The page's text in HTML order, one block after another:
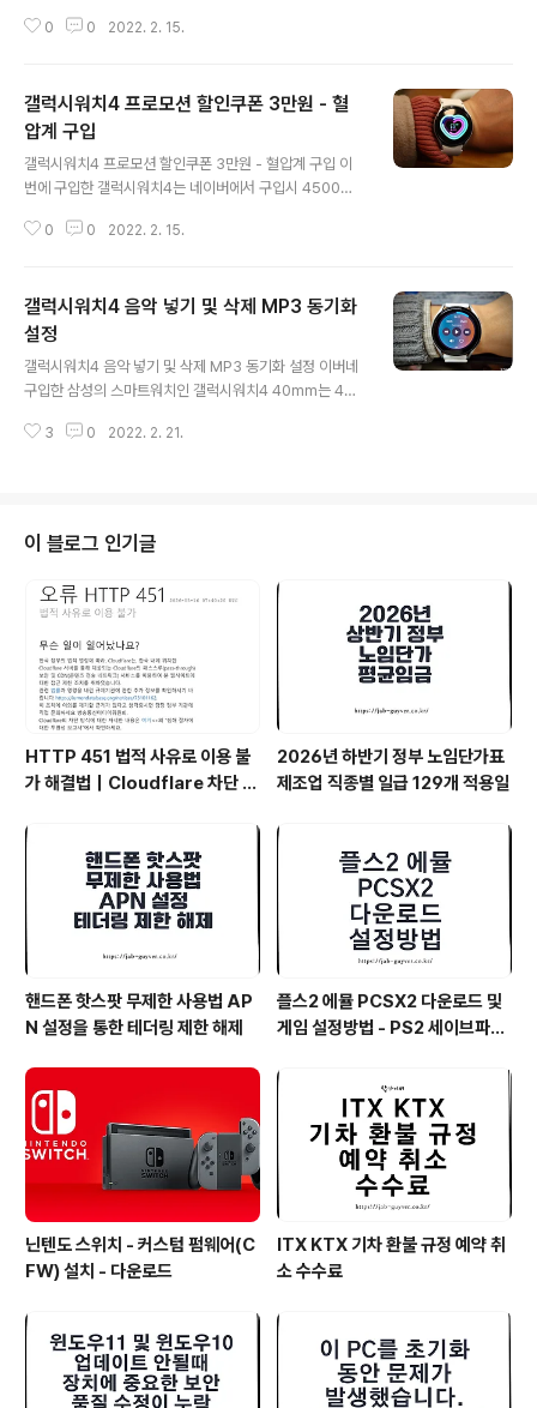
그램 무선 혈압계 연결 이번에 구입한 갤럭시워치4에서는
외에 심전도 ECG와 혈압측정도 가능하지만 이건 갤럭시
니터를 설치해서 사용했지만 썩 마음에 들진 않지만 수면
측정에 대해서는 우선 만족스러운 기능을 보여주고 있습니
다. 삼성 웨어러블 앱 설치 갤럭시워치4를 구입했다면 핸
드폰에 삼성웨어러블 앱을 설치하고 동기화합니다. [IT 리
뷰/제품리뷰] - 갤럭시워치4 핸드폰 연동 동기화 앱 설치
배터리성능 [IT 리뷰/제품리뷰] - 갤럭시워치4 워치페이
0 0 2022. 2. 15.
갤럭시워치4 프로모션 할인쿠폰 3만원 - 혈
압계 구입
갤럭시워치4 프로모션 할인쿠폰 3만원 - 혈압계 구입 이
번에 구입한 갤럭시워치4는 네이버에서 구입시 4500원
수 있습니다. 그리고 현재 3월까지 갤럭시워치 프로모션으
않으면 그래도 아쉬운건 현실) 갤럭시워치4 vs 어메이즈
핏 GTS3 GTR3 고민 후 지른이유 - 노랗IT월드 어메이
즈핏 GTS3 / GTR3 출시되면서 새로 구입할까 고민했는
데 가격이 갤럭시워치4 비교 시 큰 차이가 없어서 크게 고
민 샤오미 핸드폰 홍미노트 미믹스 미맥스 사용자는 삼성
헬스모니터 사용불가 yellowit.co.kr 갤럭시워치 혈압 측
0 0 2022. 2. 15.
갤럭시워치4 음악 넣기 및 삭제 MP3 동기화
설정
갤럭시워치4 음악 넣기 및 삭제 MP3 동기화 설정 이버네
구입한 삼성의 스마트워치인 갤럭시워치4 40mm는 44
이즈가 있으며 모두 동일한 기능을 제공합니다. 그렇기 때
다. 기본적으로 갤럭시워치4 음악 넣는방법과 삭제 그리고
6시간마다 자동 동기화하는 방법을 알아보겠습니다. 갤럭
시워치4 핸드폰 연동 갤럭시워치4 핸드폰 연동 후 필수설
정 15가지 최적화 - 노랗IT월드 갤럭시워치4 정품등록 및
핸드폰 연동방법 심전도 수면측정, 인바디, 날씨연동 배터
리 최적화 절약 개발자옵션 활성화 개발자모드..
3 0 2022. 2. 21.
이 블로그 인기글
HTTP 451 법적 사유로 이용 불
가 해결법｜Cloudflare 차단 원
2026년 하반기 정부 노임단가표
제조업 직종별 일급 129개 적용일
핸드폰 핫스팟 무제한 사용법 AP
N 설정을 통한 테더링 제한 해제
플스2 에뮬 PCSX2 다운로드 및
게임 설정방법 - PS2 세이브파일
닌텐도 스위치 - 커스텀 펌웨어(C
FW) 설치 - 다운로드
ITX KTX 기차 환불 규정 예약 취
소 수수료